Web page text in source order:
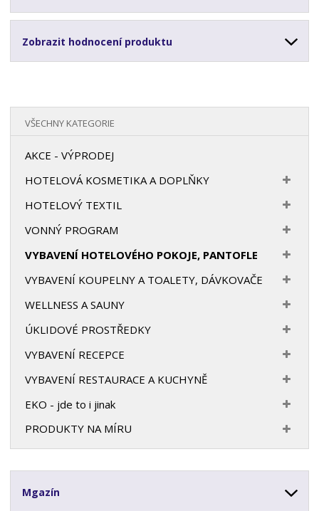
Zobrazit hodnocení produktu
VŠECHNY KATEGORIE
AKCE - VÝPRODEJ
HOTELOVÁ KOSMETIKA A DOPLŇKY
HOTELOVÝ TEXTIL
VONNÝ PROGRAM
VYBAVENÍ HOTELOVÉHO POKOJE, PANTOFLE
VYBAVENÍ KOUPELNY A TOALETY, DÁVKOVAČE
WELLNESS A SAUNY
ÚKLIDOVÉ PROSTŘEDKY
VYBAVENÍ RECEPCE
VYBAVENÍ RESTAURACE A KUCHYNĚ
EKO - jde to i jinak
PRODUKTY NA MÍRU
Mgazín